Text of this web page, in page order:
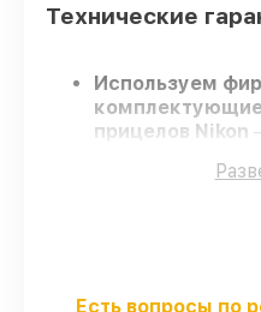
Технические
Используем
прицелов Nikon
Опытные
оптических
Есть вопросы по